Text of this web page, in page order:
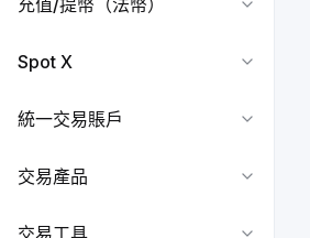
充值/提幣（法幣）
Spot X
統一交易賬戶
交易產品
交易工具